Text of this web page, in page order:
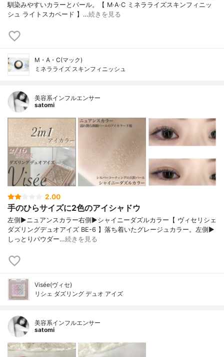
馴染みやすいカラーとパール。【 M·A·C ミネラライズスキンフィニッ
シュ ライトスカペード 】…続きを見る
M・A・C(マック)
ミネラライズ スキンフィニッシュ
美容系インフルエンサー
satomi
2.00
手のひらサイズに2色のアイシャドウ
左側▶︎ニュアンスカラー右側▶︎シャイニーダズルカラー【 ヴィセリシェ
ダズリングデュオアイズ BE-6 】落ち着いたグレージュカラー。左側▶︎
しっとりパウダー…続きを見る
Visée(ヴィセ)
リシェ ダズリング デュオ アイズ
美容系インフルエンサー
satomi